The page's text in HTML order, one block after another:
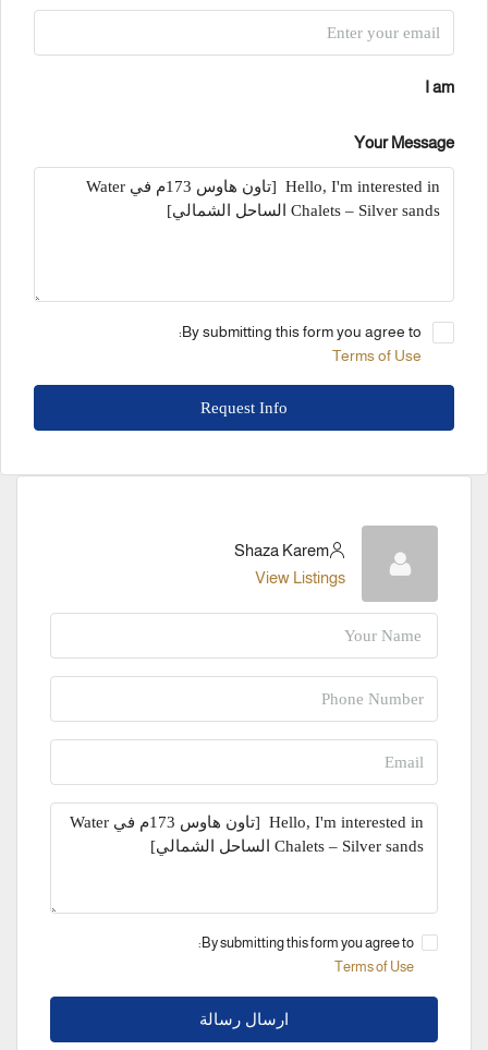
I am
Your Message
By submitting this form you agree to:
Terms of Use
Request Info
Shaza Karem
View Listings
By submitting this form you agree to:
Terms of Use
ارسال رسالة